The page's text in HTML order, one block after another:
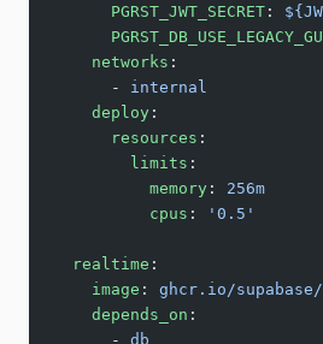
      PGRST_JWT_SECRET
:
    networks
:
      -
internal
    deploy
:
      resources
:
        limits
:
          memory
: 256m
          cpus
: '0.5'
  realtime
:
    image
: ghcr.io/
    depends_on
:
      -
db